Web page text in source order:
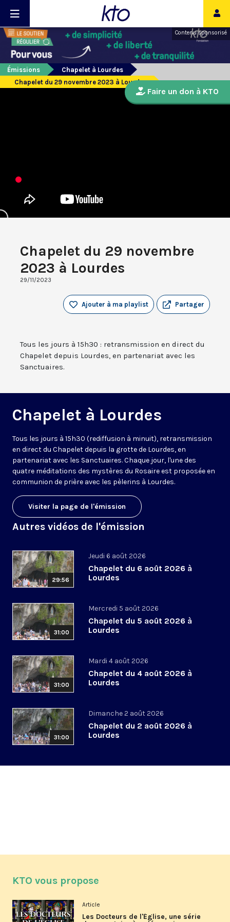
Contenu sponsorisé
Émissions
Chapelet à Lourdes
Chapelet du 29 novembre 2023 à Lourdes
Chapelet du 29 novembre
2023 à Lourdes
29/11/2023
Partager
Ajouter à ma playlist
Tous les jours à 15h30 : retransmission en direct du
Chapelet depuis Lourdes, en partenariat avec les
Sanctuaires.
Chapelet à Lourdes
Tous les jours à 15h30 (rediffusion à minuit), retransmission
en direct du Chapelet depuis la grotte de Lourdes, en
partenariat avec les Sanctuaires. Chaque jour, l'une des
quatre méditations des mystères du Rosaire est proposée en
communion de prière avec les pèlerins à Lourdes.
Visiter la page de l'émission
Autres vidéos de l'émission
29:56
Jeudi 6 août 2026
Chapelet du 6 août 2026 à
Lourdes
31:00
Mercredi 5 août 2026
Chapelet du 5 août 2026 à
Lourdes
31:00
Mardi 4 août 2026
Chapelet du 4 août 2026 à
Lourdes
31:00
Dimanche 2 août 2026
Chapelet du 2 août 2026 à
Lourdes
Faire un don à KTO
KTO vous propose
Article
Les Docteurs de l'Église, une série